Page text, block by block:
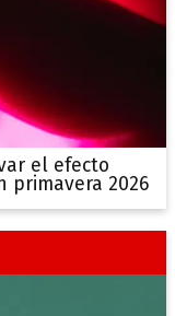
el efecto
primavera 2026